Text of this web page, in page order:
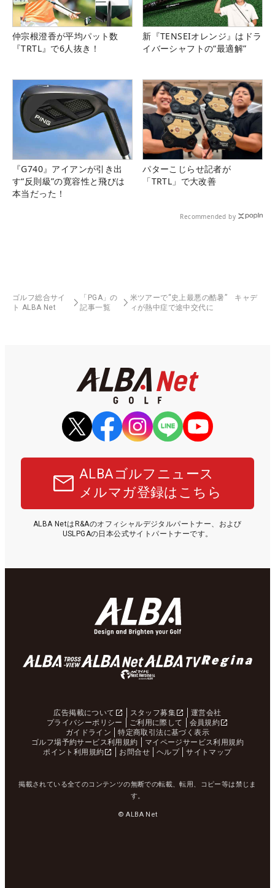
仲宗根澄香が平均パット数
『TRTL』で6人抜き！
新『TENSEIオレンジ』はドラ
イバーシャフトの“最適解”
『G740』アイアンが引き出
す“反則級”の寛容性と飛びは
本当だった！
パターこじらせ記者が
「TRTL」で大改善
Recommended by
ゴルフ総合サイ
ト ALBA Net
「PGA」の
記事一覧
米ツアーで“史上最悪の酷暑” キャデ
ィが熱中症で途中交代に
ALBAゴルフニュース
メルマガ登録はこちら
ALBA NetはR&Aのオフィシャルデジタルパートナー、および
USLPGAの日本公式サイトパートナーです。
広告掲載について スタッフ募集
運営会社
プライバシーポリシー
ご利用に際して
会員規約
ガイドライン
特定商取引法に基づく表示
ゴルフ場予約サービス利用規約
マイページサービス利用規約
ポイント利用規約
お問合せ ヘルプ サイトマップ
掲載されている全てのコンテンツの無断での転載、転用、コピー等は禁じま
す。
© ALBA Net